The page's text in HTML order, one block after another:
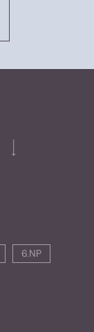
6.NP